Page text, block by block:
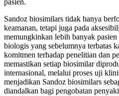
pasien.
Sandoz biosimilars tidak hanya
keamanan, tetapi juga pada
memungkinkan lebih banyak
biologis yang sebelumnya terbatas
komitmen terhadap penelitian dan
memastikan setiap biosimilar
internasional, melalui proses uji
menjadikan Sandoz biosimilars
diandalkan bagi pengobatan